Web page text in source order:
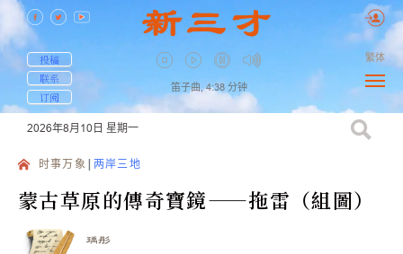
投稿
联系
订阅
笛子曲, 4:38 分钟
繁体
2026年8月10日 星期一
时事万象 两岸三地
蒙古草原的傳奇寶鏡——拖雷（組圖）
瑀彤